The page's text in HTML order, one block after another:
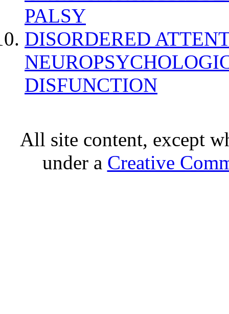
PALSY
DISORDERED
DISFUNCTION
All site content, except
under a Creative